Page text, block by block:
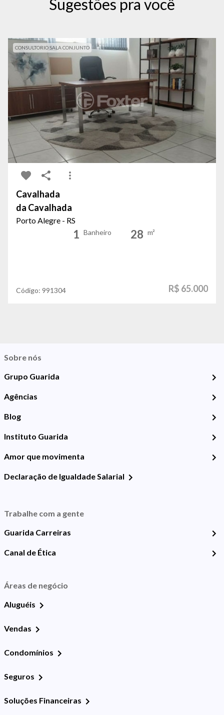
Sugestões pra você
CONSULTORIO SALA CONJUNTO
Cavalhada
da Cavalhada
Porto Alegre - RS
1 Banheiro 28 m²
Código: 991304 R$ 65.000
Sobre nós
Grupo Guarida
Agências
Blog
Instituto Guarida
Amor que movimenta
Declaração de Igualdade Salarial
Trabalhe com a gente
Guarida Carreiras
Canal de Ética
Áreas de negócio
Aluguéis
Vendas
Condomínios
Seguros
Soluções Financeiras